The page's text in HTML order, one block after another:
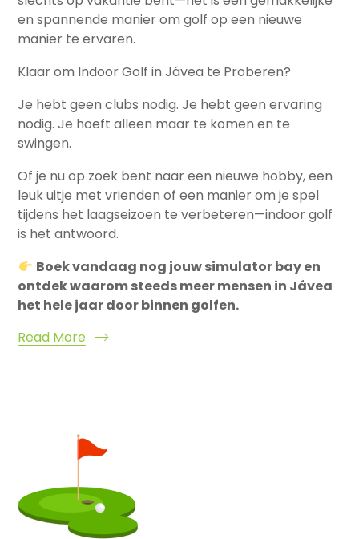
en spannende manier om golf op een nieuwe
manier te ervaren.
Klaar om Indoor Golf in Jávea te Proberen?
Je hebt geen clubs nodig. Je hebt geen ervaring
nodig. Je hoeft alleen maar te komen en te
swingen.
Of je nu op zoek bent naar een nieuwe hobby, een
leuk uitje met vrienden of een manier om je spel
tijdens het laagseizoen te verbeteren—indoor golf
is het antwoord.
Boek vandaag nog jouw simulator bay en
ontdek waarom steeds meer mensen in Jávea
het hele jaar door binnen golfen.
Read More